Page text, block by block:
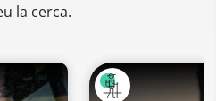
la cerca.